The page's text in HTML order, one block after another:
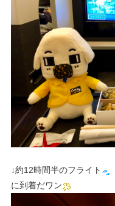
↓約12時間半のフライト
に到着だワン